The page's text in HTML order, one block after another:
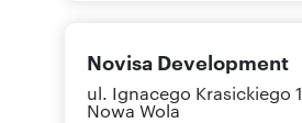
Novisa Development
ul. Ignacego Krasickiego
Nowa Wola